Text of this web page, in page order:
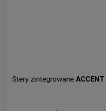
Stery zintegrowane ACCENT